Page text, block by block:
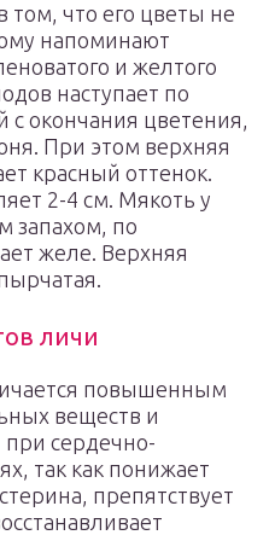
том, что его цветы не
напоминают
и желтого
наступает по
с окончания цветения,
При этом верхняя
красный оттенок.
2-4 см. Мякоть у
запахом, по
желе. Верхняя
личи
повышенным
веществ и
сердечно-
так как понижает
препятствует